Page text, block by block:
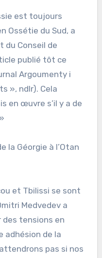
est toujours
Ossétie du Sud, a
du Conseil de
publié tôt ce
Argoumenty i
», ndlr). Cela
en œuvre s’il y a de
la Géorgie à l’Otan
et Tbilissi se sont
Medvedev a
des tensions en
adhésion de la
pas si nos